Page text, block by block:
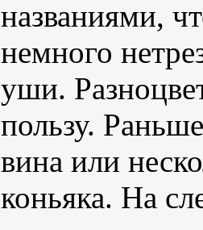
названиями,
немного
уши.
пользу.
вина или
коньяка. На